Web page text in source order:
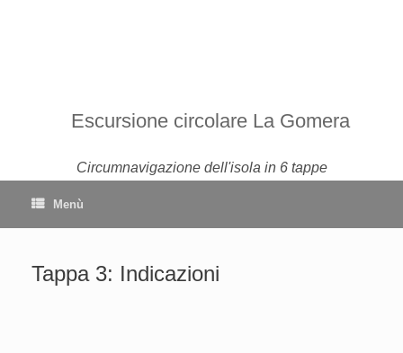
Escursione circolare La Gomera
Circumnavigazione dell'isola in 6 tappe
Menù
Tappa 3: Indicazioni